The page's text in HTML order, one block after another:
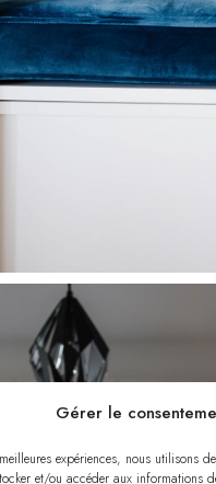
Gérer le
expériences, nous utilisons
et/ou accéder aux informations